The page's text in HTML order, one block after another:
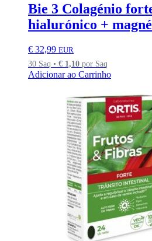
Bie 3 Colagénio
hialurónico +
€ 32,99 EUR
30 Saq • € 1,10 por Saq
Adicionar ao Carrinho